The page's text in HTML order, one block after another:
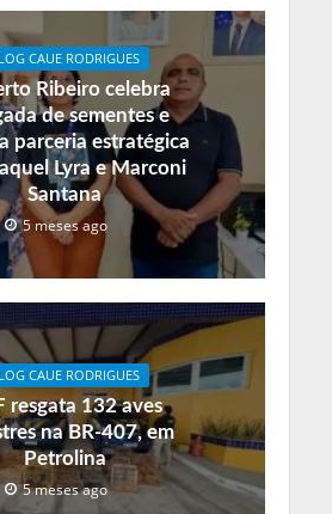
CAUE RODRIGUES
Ribeiro celebra
de sementes e
parceria estratégica
Lyra e Marconi
Santana
5 meses ago
CAUE RODRIGUES
resgata 132 aves
na BR-407, em
Petrolina
5 meses ago